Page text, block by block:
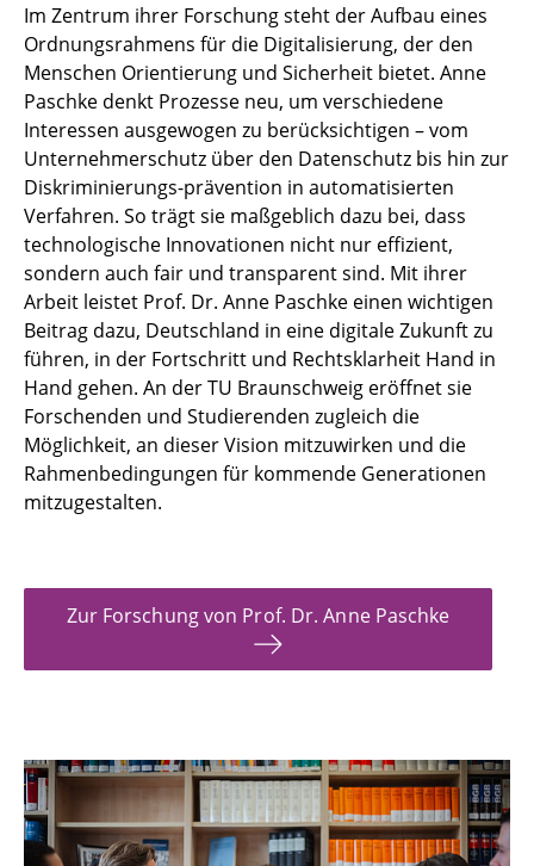
Im Zentrum ihrer Forschung steht der Aufbau eines
Ordnungsrahmens für die Digitalisierung, der den
Menschen Orientierung und Sicherheit bietet. Anne
Paschke denkt Prozesse neu, um verschiedene
Interessen ausgewogen zu berücksichtigen – vom
Unternehmerschutz über den Datenschutz bis hin zur
Diskriminierungs-prävention in automatisierten
Verfahren. So trägt sie maßgeblich dazu bei, dass
technologische Innovationen nicht nur effizient,
sondern auch fair und transparent sind. Mit ihrer
Arbeit leistet Prof. Dr. Anne Paschke einen wichtigen
Beitrag dazu, Deutschland in eine digitale Zukunft zu
führen, in der Fortschritt und Rechtsklarheit Hand in
Hand gehen. An der TU Braunschweig eröffnet sie
Forschenden und Studierenden zugleich die
Möglichkeit, an dieser Vision mitzuwirken und die
Rahmenbedingungen für kommende Generationen
mitzugestalten.
Zur Forschung von Prof. Dr. Anne Paschke